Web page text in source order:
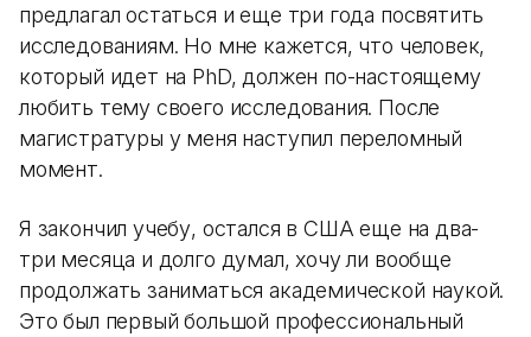
предлагал остаться и еще три года посвятить
исследованиям. Но мне кажется, что человек,
который идет на PhD, должен по-настоящему
любить тему своего исследования. После
магистратуры у меня наступил переломный
момент.
Я закончил учебу, остался в США еще на два-
три месяца и долго думал, хочу ли вообще
продолжать заниматься академической наукой.
Это был первый большой профессиональный